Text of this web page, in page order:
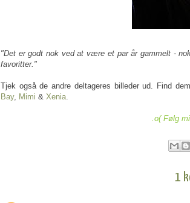
"Det er godt nok ved at være et par år gammelt -
favoritter."
Tjek også de andre deltageres billeder ud. Find
Bay, Mimi & Xenia.
.o( Følg
1